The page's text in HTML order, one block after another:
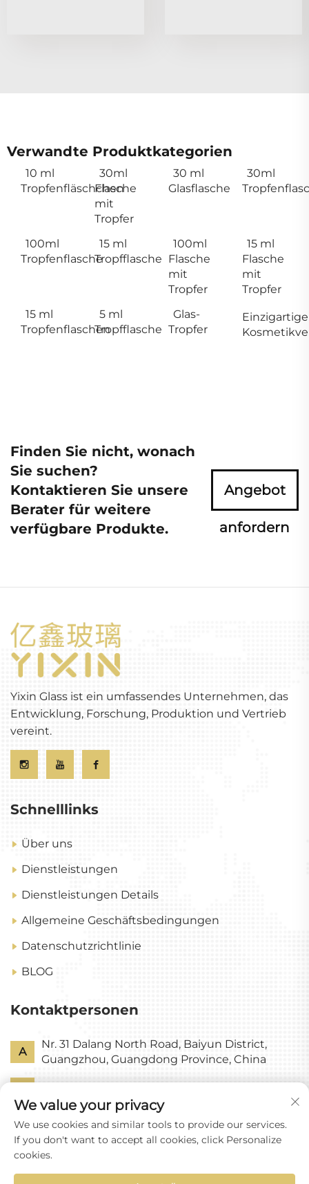
Verwandte Produktkategorien
10 ml
Tropfenfläschchen
30ml
Flasche
mit
Tropfer
30 ml
Glasflasche
30ml
100ml
Tropfenflasche
15 ml
Tropfflasche
100ml
Flasche
mit
Tropfer
15 ml
Flasche
mit
Tropfer
15 ml
Tropfenflaschen
5 ml
Tropfflasche
Glas-
Tropfer
Einzigartige
Finden Sie nicht, wonach
Sie suchen?
Kontaktieren Sie unsere
Berater für weitere
verfügbare Produkte.
Angebot
anfordern
Yixin Glass ist ein umfassendes Unternehmen, das
Entwicklung, Forschung, Produktion und Vertrieb
vereint.
Schnelllinks
Über uns
Dienstleistungen
Dienstleistungen Details
Allgemeine Geschäftsbedingungen
Datenschutzrichtlinie
BLOG
Kontaktpersonen
A
Nr. 31 Dalang North Road, Baiyun District,
Guangzhou, Guangdong Province, China
E [email protected]
We value your privacy
We use cookies and similar tools to provide our services.
If you don't want to accept all cookies, click Personalize
cookies.